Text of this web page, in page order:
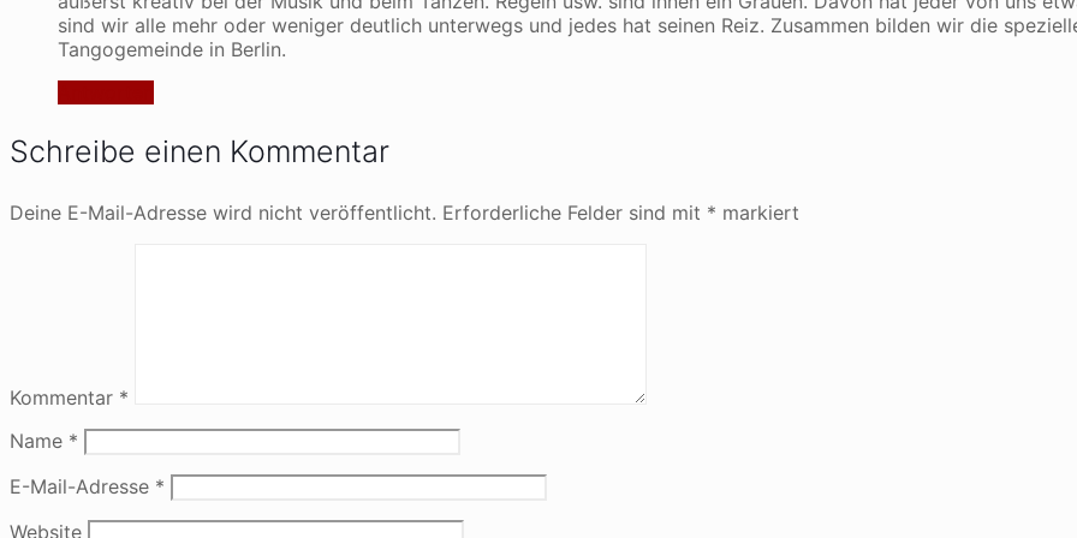
sind wir alle mehr oder weniger deutlich unterwegs und jedes hat seinen Reiz. Zusammen bilden wir die
Tangogemeinde in Berlin.
Schreibe einen Kommentar
Deine E-Mail-Adresse wird nicht veröffentlicht. Erforderliche Felder sind mit * markiert
Kommentar *
Name *
E-Mail-Adresse *
Website